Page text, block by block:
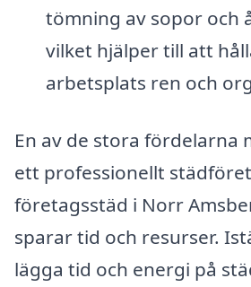
tömning av sopor och
vilket hjälper till att
arbetsplats ren och
En av de stora fördelarna
ett professionellt
företagsstäd i Norr
sparar tid och resurser.
lägga tid och energi på